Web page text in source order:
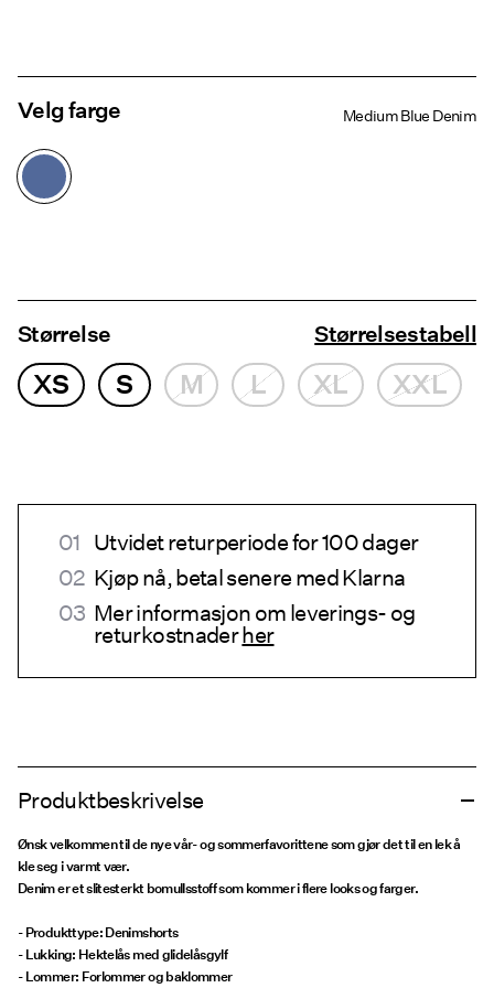
Velg farge Medium Blue Denim
Størrelse Størrelsestabell
XS S M L XL XXL
Utvidet returperiode for 100 dager
Kjøp nå, betal senere med Klarna
Mer informasjon om leverings- og
returkostnaderher
Produktbeskrivelse
Ønsk velkommen til de nye vår- og sommerfavorittene som gjør det til en lek å
kle seg i varmt vær.
Denim er et slitesterkt bomullsstoff som kommer i flere looks og farger.
- Produkttype: Denimshorts
- Lukking: Hektelås med glidelåsgylf
- Lommer: Forlommer og baklommer